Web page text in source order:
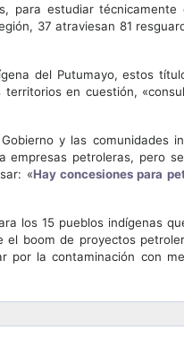
para estudiar
37 atraviesan 81
del Putumayo, estos
en cuestión,
y las comunidades
empresas petroleras, pero
«Hay concesiones para
los 15 pueblos indígenas
boom de proyectos
por la contaminación con